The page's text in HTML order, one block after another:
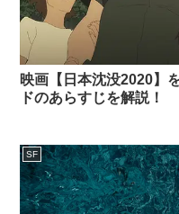
映画【日本沈没2020】
ドのあらすじを解説！
SF